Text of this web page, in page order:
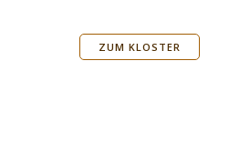
ZUM KLOSTER